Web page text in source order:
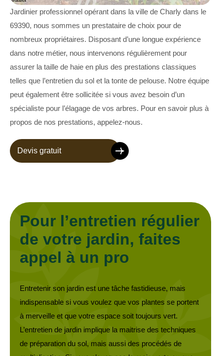
Jardinier professionnel opérant dans la ville de Charly dans le
69390, nous sommes un prestataire de choix pour de
nombreux propriétaires. Disposant d’une longue expérience
dans notre métier, nous intervenons régulièrement pour
assurer la taille de haie en plus des prestations classiques
telles que l’entretien du sol et la tonte de pelouse. Notre équipe
peut également être sollicitée si vous avez besoin d’un
spécialiste pour l’élagage de vos arbres. Pour en savoir plus à
propos de nos prestations, appelez-nous.
Devis gratuit
Pour l’entretien régulier
de votre jardin, faites
appel à un pro
Entretenir son jardin est une tâche fastidieuse, mais
indispensable si vous voulez que vos plantes se portent
à merveille et que votre espace soit toujours vert.
L’entretien de jardin implique la maitrise des techniques
de préparation du sol, mais aussi des procédés de